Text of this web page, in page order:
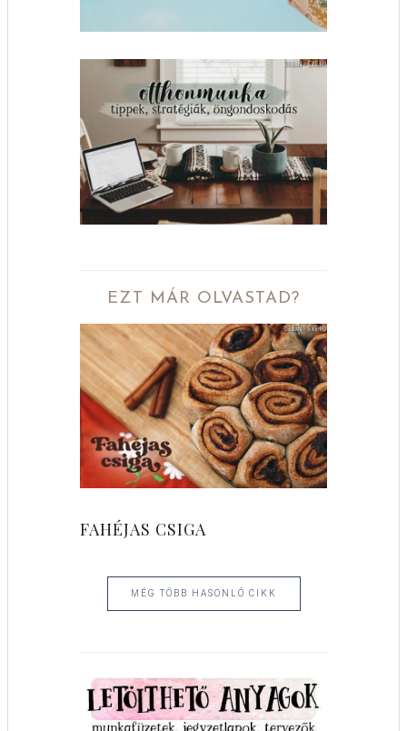
EZT MÁR OLVASTAD?
FAHÉJAS CSIGA
MÉG TÖBB HASONLÓ CIKK